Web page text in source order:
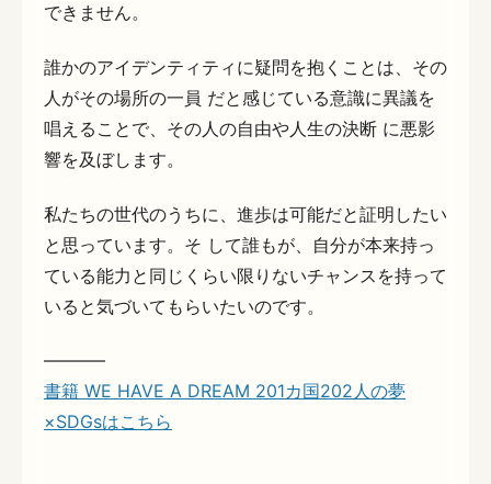
できません。
誰かのアイデンティティに疑問を抱くことは、その
人がその場所の一員 だと感じている意識に異議を
唱えることで、その人の自由や人生の決断 に悪影
響を及ぼします。
私たちの世代のうちに、進歩は可能だと証明したい
と思っています。そ して誰もが、自分が本来持っ
ている能力と同じくらい限りないチャンスを持って
いると気づいてもらいたいのです。
———–
書籍 WE HAVE A DREAM 201カ国202人の夢
×SDGsはこちら